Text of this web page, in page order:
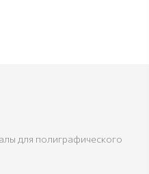
для полиграфического